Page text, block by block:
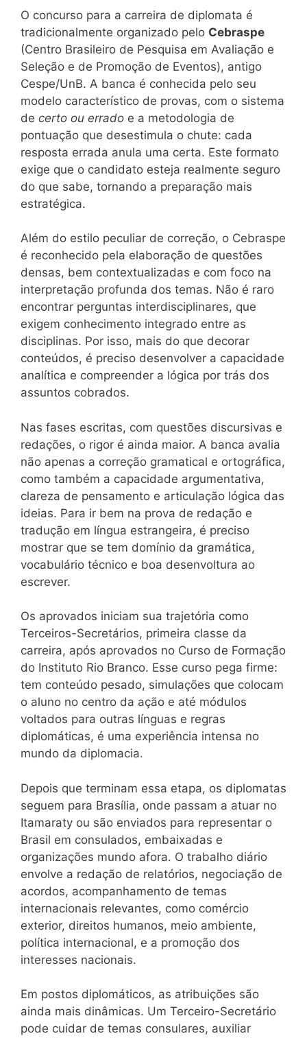
O concurso para a carreira de diplomata é
tradicionalmente organizado pelo Cebraspe
(Centro Brasileiro de Pesquisa em Avaliação e
Seleção e de Promoção de Eventos), antigo
Cespe/UnB. A banca é conhecida pelo seu
modelo característico de provas, com o sistema
de certo ou errado e a metodologia de
pontuação que desestimula o chute: cada
resposta errada anula uma certa. Este formato
exige que o candidato esteja realmente seguro
do que sabe, tornando a preparação mais
estratégica.
Além do estilo peculiar de correção, o Cebraspe
é reconhecido pela elaboração de questões
densas, bem contextualizadas e com foco na
interpretação profunda dos temas. Não é raro
encontrar perguntas interdisciplinares, que
exigem conhecimento integrado entre as
disciplinas. Por isso, mais do que decorar
conteúdos, é preciso desenvolver a capacidade
analítica e compreender a lógica por trás dos
assuntos cobrados.
Nas fases escritas, com questões discursivas e
redações, o rigor é ainda maior. A banca avalia
não apenas a correção gramatical e ortográfica,
como também a capacidade argumentativa,
clareza de pensamento e articulação lógica das
ideias. Para ir bem na prova de redação e
tradução em língua estrangeira, é preciso
mostrar que se tem domínio da gramática,
vocabulário técnico e boa desenvoltura ao
escrever.
Os aprovados iniciam sua trajetória como
Terceiros-Secretários, primeira classe da
carreira, após aprovados no Curso de Formação
do Instituto Rio Branco. Esse curso pega firme:
tem conteúdo pesado, simulações que colocam
o aluno no centro da ação e até módulos
voltados para outras línguas e regras
diplomáticas, é uma experiência intensa no
mundo da diplomacia.
Depois que terminam essa etapa, os diplomatas
seguem para Brasília, onde passam a atuar no
Itamaraty ou são enviados para representar o
Brasil em consulados, embaixadas e
organizações mundo afora. O trabalho diário
envolve a redação de relatórios, negociação de
acordos, acompanhamento de temas
internacionais relevantes, como comércio
exterior, direitos humanos, meio ambiente,
política internacional, e a promoção dos
interesses nacionais.
Em postos diplomáticos, as atribuições são
ainda mais dinâmicas. Um Terceiro-Secretário
pode cuidar de temas consulares, auxiliar